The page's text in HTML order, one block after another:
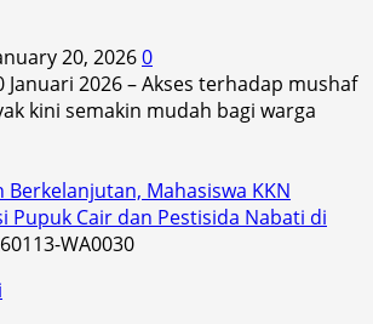
20, 20260
Januari 2026 – Akses terhadap mushaf
kini semakin mudah bagi warga
Mahasiswa KKN
Pupuk Cair dan Pestisida Nabati di